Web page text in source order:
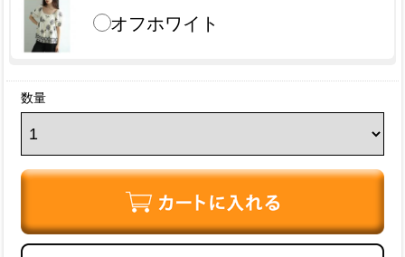
オフホワイト
数量